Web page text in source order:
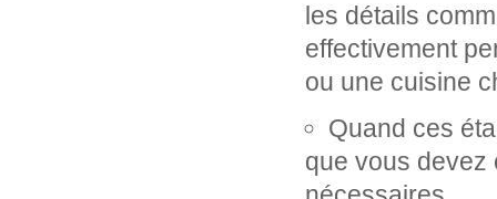
les détails
effectivement
ou une cuisine
Quand ces
que vous devez